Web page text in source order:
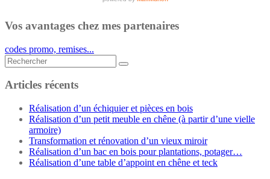
Vos avantages chez mes partenaires
codes promo, remises...
Rechercher...
Articles récents
Réalisation d’un échiquier et pièces en bois
Réalisation d’un petit meuble en chêne (à partir d’une vielle
armoire)
Transformation et rénovation d’un vieux miroir
Réalisation d’un bac en bois pour plantations, potager…
Réalisation d’une table d’appoint en chêne et teck